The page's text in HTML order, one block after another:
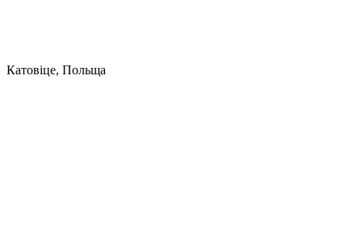
Катовіце, Польща